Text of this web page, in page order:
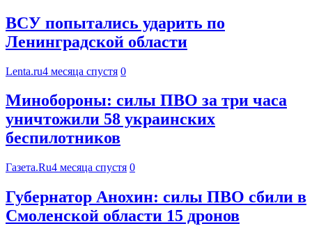
ВСУ попытались ударить по
Ленинградской области
Lenta.ru4 месяца спустя 0
Минобороны: силы ПВО за три часа
уничтожили 58 украинских
беспилотников
Газета.Ru4 месяца спустя 0
Губернатор Анохин: силы ПВО сбили в
Смоленской области 15 дронов